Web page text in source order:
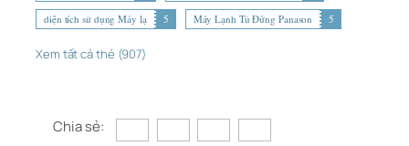
diện tích sử dụng Máy lạ
5 Máy Lạnh Tủ Đứng Panason 5
Xem tất cả thẻ (907)
Chia sẻ: